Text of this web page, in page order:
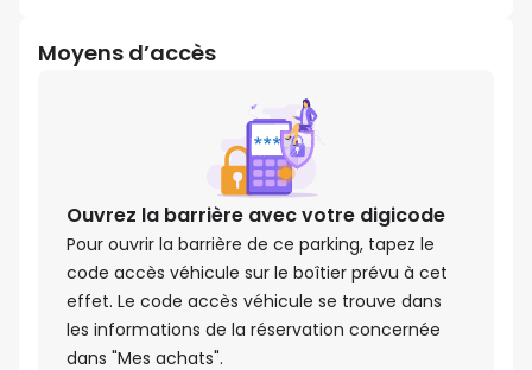
Moyens d’accès
Ouvrez la barrière avec votre digicode
Pour ouvrir la barrière de ce parking, tapez le
code accès véhicule sur le boîtier prévu à cet
effet. Le code accès véhicule se trouve dans
les informations de la réservation concernée
dans "Mes achats".